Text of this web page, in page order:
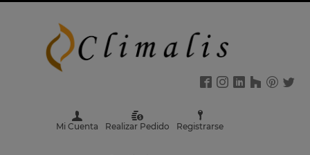
Mi Cuenta Realizar Pedido Registrarse